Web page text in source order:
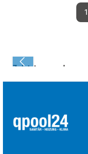
1
Zuletzt angesehen: